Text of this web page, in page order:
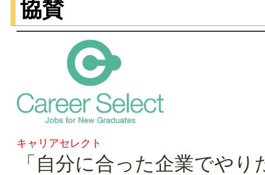
協賛
キャリアセレクト
「自分に合った企業でや